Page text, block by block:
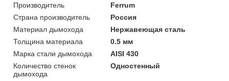
Производитель
Ferrum
Страна производитель
Россия
Материал дымохода
Нержавеющая сталь
Толщина материала
0.5 мм
Марка стали дымохода
AISI 430
Количество стенок
дымохода
Одностенный